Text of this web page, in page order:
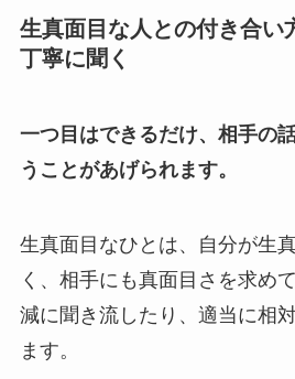
生真面目な人との付き合
丁寧に聞く
一つ目はできるだけ、相手の
うことがあげられます。
生真面目なひとは、自分が生
く、相手にも真面目さを求め
減に聞き流したり、適当に相
ます。